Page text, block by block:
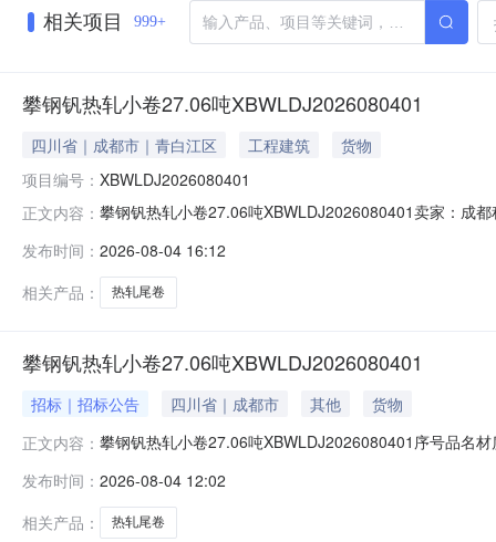
相关项目 999+
攀钢钒热轧小卷27.06吨XBWLDJ2026080401
四川省｜成都市｜青白江区 工程建筑
货物
项目编号： XBWLDJ2026080401
正文内容： 攀钢钒热轧小卷27.06吨XBWLDJ2026080401卖家：成
钢钒1/1.545破边(因非计划产品的特殊性，可能存在与描
发布时间： 2026-08-04 16:12
相关产品：
热轧尾卷
攀钢钒热轧小卷27.06吨XBWLDJ2026080401
招标｜招标公告 四川省｜成都市 其他
货物
正文内容： 攀钢钒热轧小卷27.06吨XBWLDJ2026080401序号品名
轧尾卷（小卷）SPHC(X)1.4*1038*C攀钢钒1/1.77破边(
发布时间： 2026-08-04 12:02
相关产品：
热轧尾卷